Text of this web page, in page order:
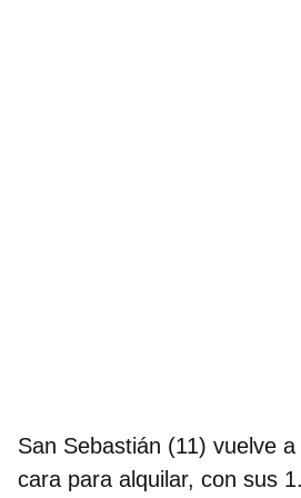
San Sebastián (11) vuelve
cara para alquilar, con sus